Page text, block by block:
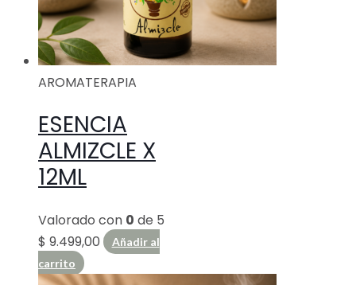
AROMATERAPIA
ESENCIA
ALMIZCLE X
12ML
Valorado con 0 de 5
$ 9.499,00
Añadir al
carrito